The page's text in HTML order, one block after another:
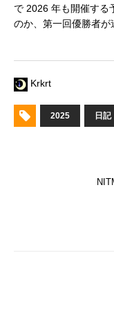
で 2026 年も開催する
のか、第一回優勝者が
Krkrt
2025 日記